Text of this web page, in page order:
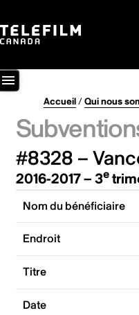
Accueil/Qui nous
#8328 –
2016-2017 – 3e
Nom du bénéficiaire
Endroit
Titre
Date